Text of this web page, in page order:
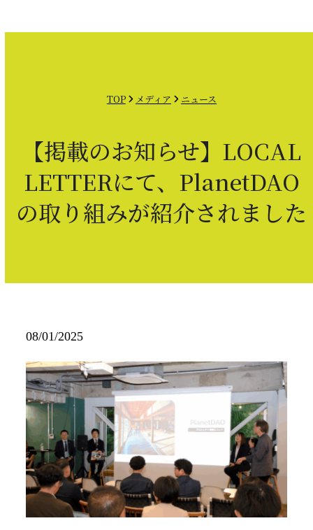
to mobile
mobile
TOP メディア ニュース
【掲載のお知らせ】LOCAL
LETTERにて、PlanetDAO
の取り組みが紹介されました
08/01/2025